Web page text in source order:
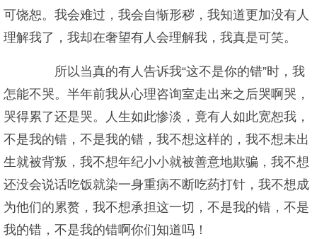
可饶恕。我会难过，我会自惭形秽，我知道更加没有人
理解我了，我却在奢望有人会理解我，我真是可笑。
所以当真的有人告诉我“这不是你的错”时，我
怎能不哭。半年前我从心理咨询室走出来之后哭啊哭，
哭得累了还是哭。人生如此惨淡，竟有人如此宽恕我，
不是我的错，不是我的错，我不想这样的，我不想未出
生就被背叛，我不想年纪小小就被善意地欺骗，我不想
还没会说话吃饭就染一身重病不断吃药打针，我不想成
为他们的累赘，我不想承担这一切，不是我的错，不是
我的错，不是我的错啊你们知道吗！